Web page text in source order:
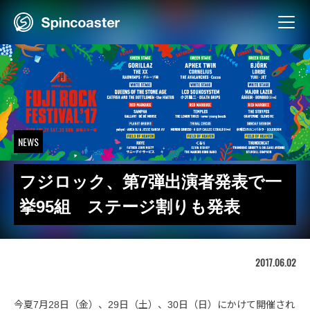
NEWS
フジロック、第7弾出演者発表で一
挙95組 ステージ割りも発表
2017.06.02
今夏7月28日（金）、29日（土）、30日（日）にかけて開催され